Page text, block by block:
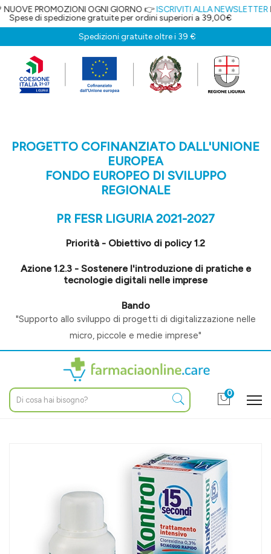
OGNI GIORNO 👉 ISCRIVITI ALLA NEWSLETTERE OTTIENI IL 5%
gratuite per ordini superiori a 39,00€
Spedizioni gratuite oltre i 39 €
PROGETTO COFINANZIATO DALL'UNIONE
EUROPEA
FONDO EUROPEO DI SVILUPPO
REGIONALE
PR FESR LIGURIA 2021-2027
Priorità - Obiettivo di policy 1.2
Azione 1.2.3 - Sostenere l'introduzione di pratiche e
tecnologie digitali nelle imprese
Bando
"Supporto allo sviluppo di progetti di digitalizzazione nelle
micro, piccole e medie imprese"
0
Plakkontrol Linea Igiene Dentale Quotidiana 15 Secondi
Collutorio 250 ml